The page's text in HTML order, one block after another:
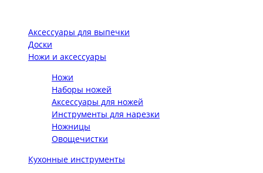
Аксессуары для выпечки
Доски
Ножи и аксессуары
Ножи
Наборы ножей
Аксессуары для ножей
Инструменты для нарезки
Ножницы
Овощечистки
Кухонные инструменты